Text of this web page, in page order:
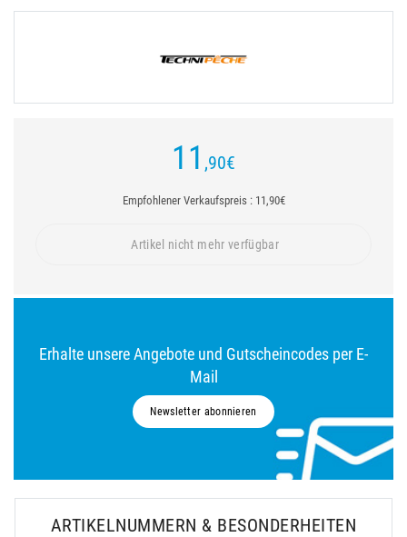
11 ,90€
Empfohlener Verkaufspreis : 11,90€
Artikel nicht mehr verfügbar
Erhalte unsere Angebote und Gutscheincodes per E-
Mail
Newsletter abonnieren
ARTIKELNUMMERN & BESONDERHEITEN